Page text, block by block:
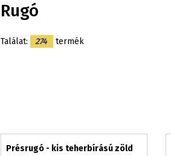
Rugó
Találat: 274 termék
Présrugó - kis teherbírású zöld